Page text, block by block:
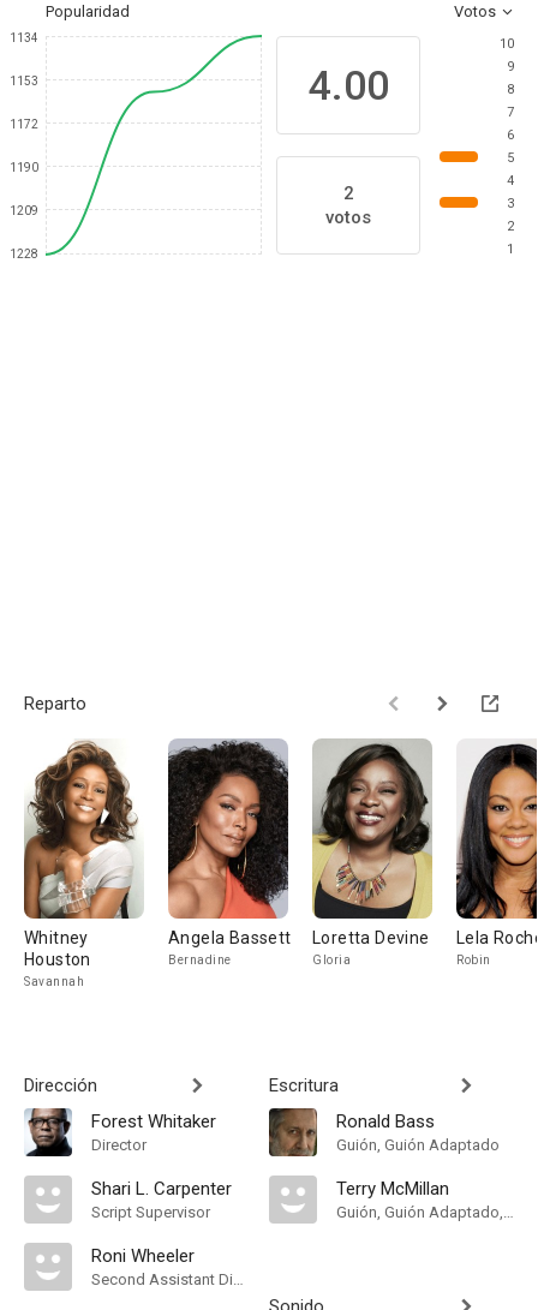
Popularidad Votos
1134
1153
1172
1190
1209
1228
4.00
2
votos
10
9
8
7
6
5
4
3
2
1
Reparto
Whitney
Houston
Savannah
Angela Bassett
Bernadine
Loretta Devine
Gloria
Lela
Robin
Dirección
Forest Whitaker
Director
Shari L. Carpenter
Script Supervisor
Roni Wheeler
Second Assistant Director
Escritura
Ronald Bass
Guión, Guión Adaptado
Terry McMillan
Guión, Guión Adaptado, Novela